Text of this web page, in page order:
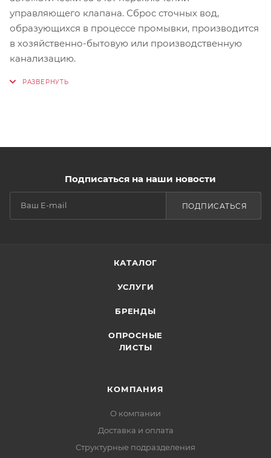
управляющего клапана. Сброс сточных вод,
образующихся в процессе промывки, производится
в хозяйственно-бытовую или производственную
канализацию.
Подписаться на наши новости
ПОДПИСАТЬСЯ
КАТАЛОГ
УСЛУГИ
БРЕНДЫ
ОПРОСНЫЕ
ЛИСТЫ
КОМПАНИЯ
О компании
Доставка и оплата
Структурные подразделения